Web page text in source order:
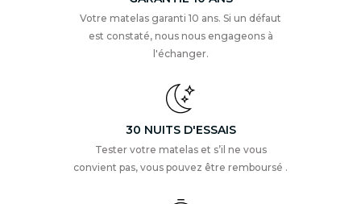
Votre matelas garanti 10 ans. Si un défaut
est constaté, nous nous engageons à
l'échanger.
30 NUITS D'ESSAIS
Tester votre matelas et s’il ne vous
convient pas, vous pouvez être remboursé .